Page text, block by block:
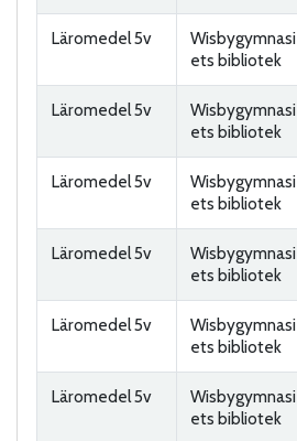
Läromedel 5v
Wisbygymnasi
ets bibliotek
Läromedel 5v
Wisbygymnasi
ets bibliotek
Läromedel 5v
Wisbygymnasi
ets bibliotek
Läromedel 5v
Wisbygymnasi
ets bibliotek
Läromedel 5v
Wisbygymnasi
ets bibliotek
Läromedel 5v
Wisbygymnasi
ets bibliotek